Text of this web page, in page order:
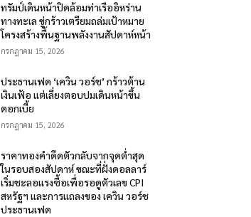
ทรัมป์เดินหน้าปิดล้อมท่าเรืออิหร่าน
ทางทะเล ขู่กร้าวเตรียมถล่มเป้าหมาย
โครงสร้างพื้นฐานพลังงานสัปดาห์หน้า
กรกฎาคม 15, 2026
ประธานเฟด ‘เควิน วอร์ช’ กร้าวต้าน
เงินเฟ้อ แต่เลี่ยงตอบปมเดินหน้าขึ้น
ดอกเบี้ย
กรกฎาคม 15, 2026
ราคาทองคำดีดตัวกลับจากจุดต่ำสุด
ในรอบสองสัปดาห์ ขณะที่ฝั่งดอลลาร์
เริ่มชะลอแรงซื้อเพื่อรอดูตัวเลข CPI
สหรัฐฯ และการแถลงของ เควิน วอร์ช
ประธานเฟด